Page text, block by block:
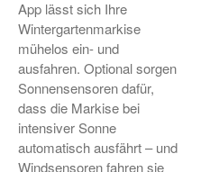
App lässt sich Ihre
Wintergartenmarkise
mühelos ein- und
ausfahren. Optional sorgen
Sonnensensoren dafür,
dass die Markise bei
intensiver Sonne
automatisch ausfährt – und
Windsensoren fahren sie